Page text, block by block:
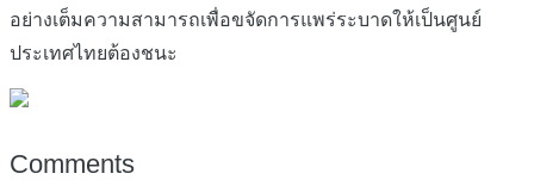
อย่างเต็มความสามารถเพื่อขจัดการแพร่ระบาดให้เป็นศูนย์
ประเทศไทยต้องชนะ
Comments